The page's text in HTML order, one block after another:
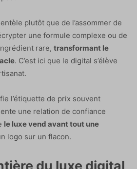
plutôt que de l’assommer de
une formule complexe ou de
rare, transformant le
. C’est ici que le digital s’élève
l’étiquette de prix souvent
une relation de confiance
le luxe vend avant tout une
logo sur un flacon.